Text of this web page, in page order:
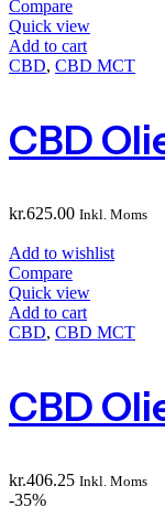
Compare
Quick view
Add to cart
CBD, CBD MCT
CBD
kr.625.00 Inkl. Moms
Add to wishlist
Compare
Quick view
Add to cart
CBD, CBD MCT
CBD
kr.406.25 Inkl. Moms
-35%